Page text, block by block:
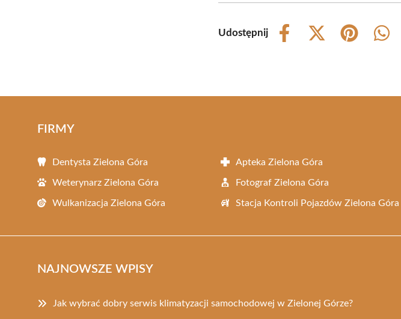
Udostępnij
Share
Share
Share
Share
FIRMY
Dentysta Zielona Góra Apteka Zielona Góra
Weterynarz Zielona Góra Fotograf Zielona Góra
Wulkanizacja Zielona Góra Stacja Kontroli Pojazdów Zielona Góra
NAJNOWSZE WPISY
Jak wybrać dobry serwis klimatyzacji samochodowej w Zielonej Górze?